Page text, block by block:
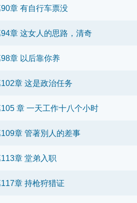
章 有自行车票没
章 这女人的思路，清奇
章 以后靠你养
章 这是政治任务
章 一天工作十八个小时
章 管著別人的差事
章 堂弟入职
章 持枪狩猎证